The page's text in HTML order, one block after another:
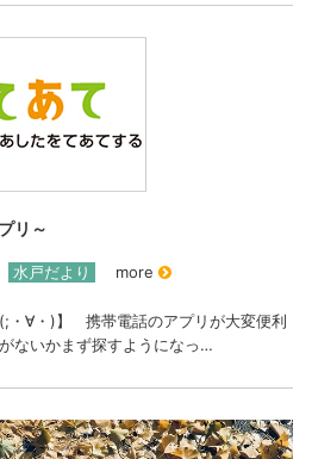
リ～
水戸だより more
(;・∀・)】 携帯電話のアプリが大変便利
ないかまず探すようになっ…